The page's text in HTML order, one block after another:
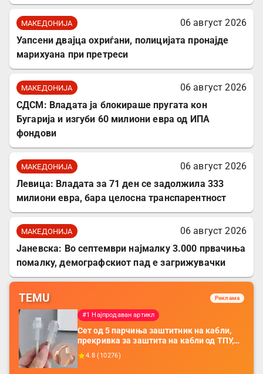
МАКЕДОНИЈА
06 август 2026
Уапсени двајца охриѓани, полицијата пронајде
марихуана при претреси
МАКЕДОНИЈА
06 август 2026
СДСМ: Владата ја блокираше пругата кон
Бугарија и изгуби 60 милиони евра од ИПА
фондови
МАКЕДОНИЈА
06 август 2026
Левица: Владата за 71 ден се задолжила 333
милиони евра, бара целосна транспарентност
МАКЕДОНИЈА
06 август 2026
Јаневска: Во септември најмалку 3.000 првачиња
помалку, демографскиот пад е загрижувачки
TEMU Реклама
#1 Најпродаван артикл
Сет од 5 парчиња заштитник на кабли,
прекривка за заштита на кабли од ТПУ,
додатоци за заштита на кабли, без
батерија, за мобилни телефони, комплет
4.8 ( 10276)